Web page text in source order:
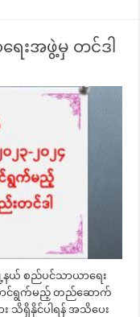
းအဖွဲ့မှ တင်ဒါ
ြို့နယ် စည်ပင်သာယာရေး
ောင်ရွက်မည့် တည်ဆောက်
း သိရှိနိုင်ပါရန် အသိပေး